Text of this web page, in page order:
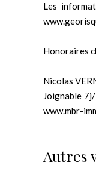
Les
Honoraires
Nicolas
Joignable
www.mbr-
Autres